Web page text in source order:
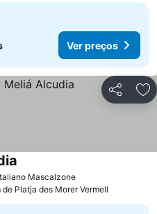
Ver preços
Partilhar
Mascalzone
de Platja des Morer Vermell